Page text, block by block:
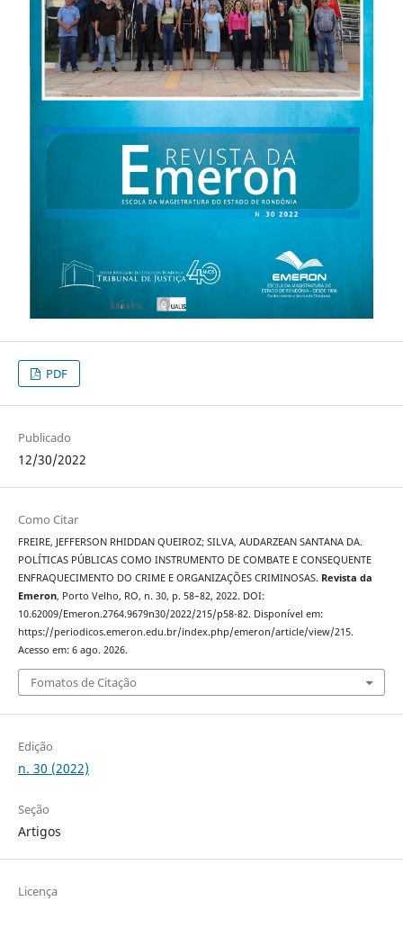
PDF
Publicado
12/30/2022
Como Citar
FREIRE, JEFFERSON RHIDDAN QUEIROZ; SILVA, AUDARZEAN SANTANA DA.
POLÍTICAS PÚBLICAS COMO INSTRUMENTO DE COMBATE E CONSEQUENTE
ENFRAQUECIMENTO DO CRIME E ORGANIZAÇÕES CRIMINOSAS. Revista da
Emeron, Porto Velho, RO, n. 30, p. 58–82, 2022. DOI:
10.62009/Emeron.2764.9679n30/2022/215/p58-82. Disponível em:
https://periodicos.emeron.edu.br/index.php/emeron/article/view/215.
Acesso em: 6 ago. 2026.
Fomatos de Citação
Edição
n. 30 (2022)
Seção
Artigos
Licença